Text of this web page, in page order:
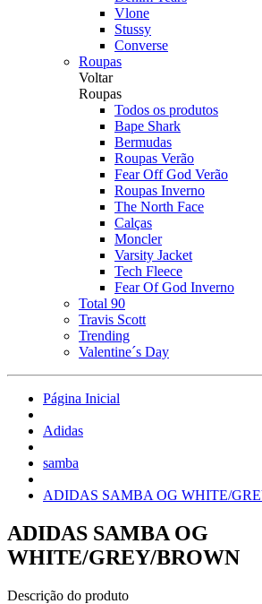
Vlone
Stussy
Converse
Roupas
Voltar
Roupas
Todos os produtos
Bape Shark
Bermudas
Roupas Verão
Fear Off God Verão
Roupas Inverno
The North Face
Calças
Moncler
Varsity Jacket
Tech Fleece
Fear Of God Inverno
Total 90
Travis Scott
Trending
Valentine´s Day
Página Inicial
Adidas
samba
ADIDAS SAMBA OG WHITE/
ADIDAS SAMBA OG
WHITE/GREY/BROWN
Descrição do produto